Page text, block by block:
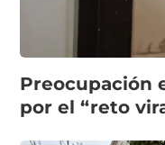
Preocupación
por el “reto